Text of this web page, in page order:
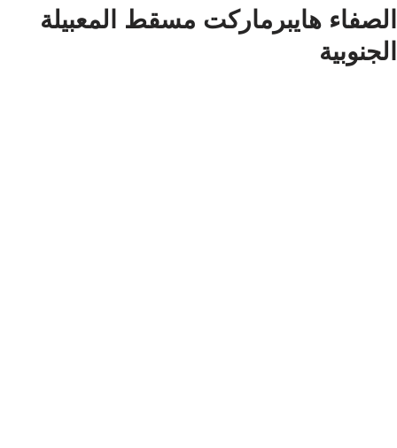
الصفاء هايبرماركت مسقط المعبيلة
الجنوبية